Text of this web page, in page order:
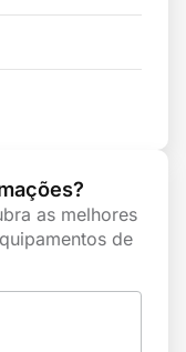
as melhores
de